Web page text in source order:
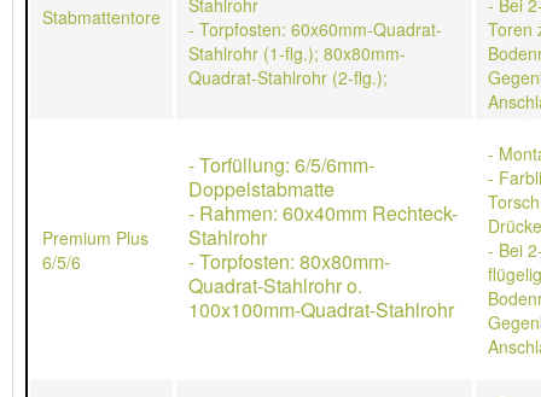
Stabmattentore
Stahlrohr
- Torpfosten: 60x60mm-Quadrat-
Stahlrohr (1-flg.); 80x80mm-
Quadrat-Stahlrohr (2-flg.);
- Bei
Toren
Premium Plus
6/5/6
- Torfüllung: 6/5/6mm-
Doppelstabmatte
- Rahmen: 60x40mm Rechteck-
Stahlrohr
- Torpfosten: 80x80mm-
Quadrat-Stahlrohr o.
100x100mm-Quadrat-Stahlrohr
-
-
- Bei